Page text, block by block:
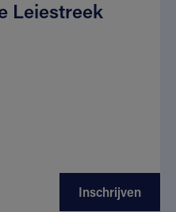
Leiestreek
Inschrijven